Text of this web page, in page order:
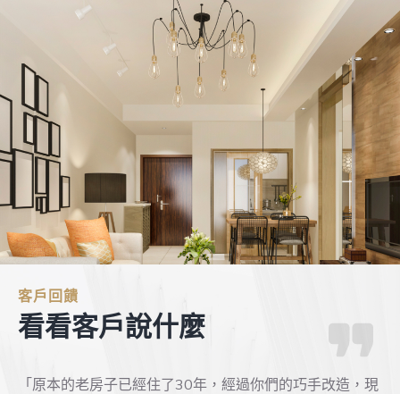
客戶回饋
看看客戶說什麼
「原本的老房子已經住了30年，經過你們的巧手改造，現